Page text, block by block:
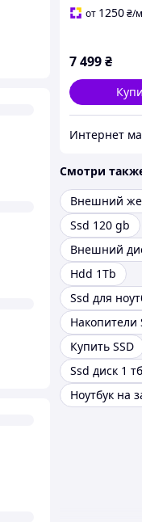
от 1250₴/
7 499₴
Смотри
Внешний
Ssd 120 gb
Внешний
Hdd 1Tb
Ssd для
Накопители
Купить SSD
Ssd диск 1 тб
Ноутбук на